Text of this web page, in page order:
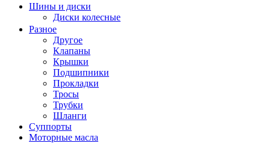
Шины и диски
Диски колесные
Разное
Другое
Клапаны
Крышки
Подшипники
Прокладки
Тросы
Трубки
Шланги
Суппорты
Моторные масла